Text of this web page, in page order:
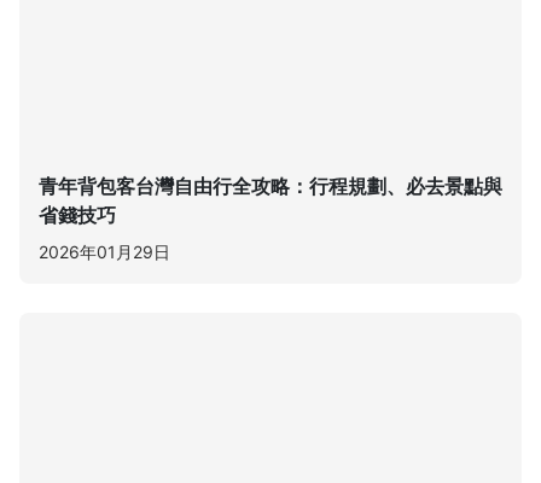
青年背包客台灣自由行全攻略：行程規劃、必去景點與
省錢技巧
2026年01月29日